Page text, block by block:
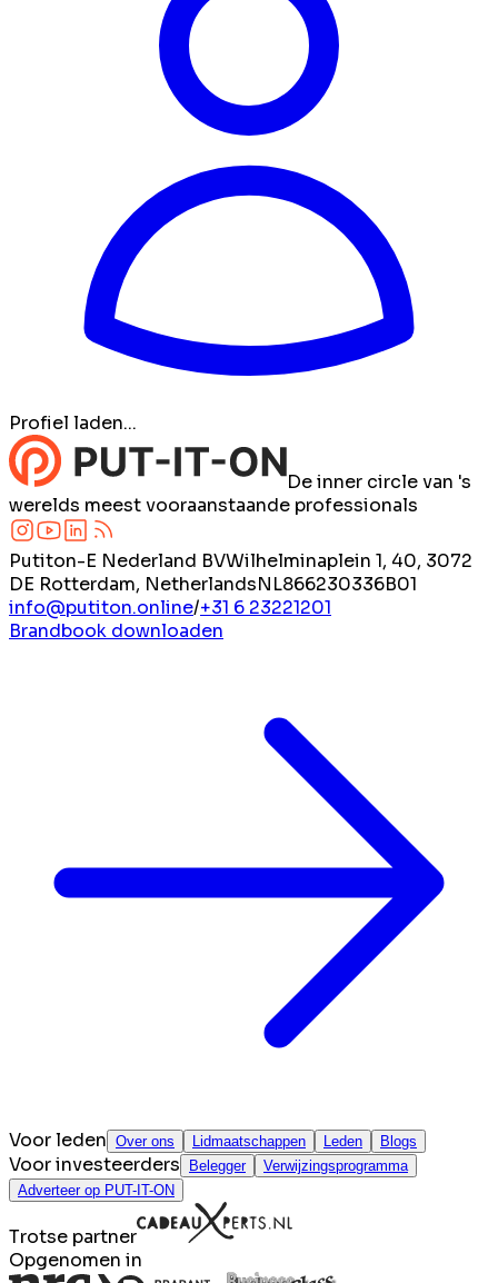
Profiel laden...
De inner circle van 's
werelds meest vooraanstaande professionals
Putiton-E Nederland BVWilhelminaplein 1, 40, 3072
DE Rotterdam, NetherlandsNL866230336B01
info@putiton.online/+31 6 23221201
Brandbook downloaden
Voor leden Over ons Lidmaatschappen Leden Blogs
Voor investeerders Belegger
Verwijzingsprogramma
Adverteer op PUT-IT-ON
Trotse partner
Opgenomen in